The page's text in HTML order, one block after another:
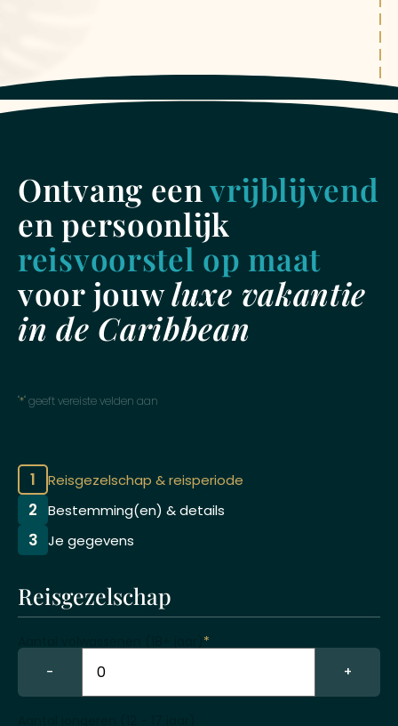
Ontvang eenvrijblijvend
en persoonlijk
reisvoorstel op maat
voor jouwluxe vakantie
in de Caribbean
"*" geeft vereiste velden aan
1 Reisgezelschap & reisperiode
2 Bestemming(en) & details
3 Je gegevens
Reisgezelschap
*
−
+